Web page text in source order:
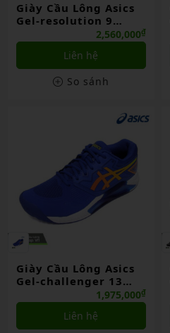
Giày Cầu Lông Asics
Gel-resolution 9
2,560,000₫
Liên hệ
So sánh
Giày Cầu Lông Asics
Gel-challenger 13
Xanh Dương (bl)1,975,000₫
Liên hệ